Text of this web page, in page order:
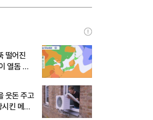
트
트
떨어진
열돔 박
웃돈 주고
킨 메이